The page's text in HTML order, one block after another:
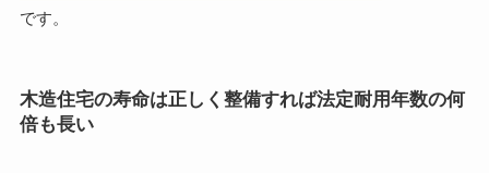
です。
木造住宅の寿命は正しく整備すれば法定耐用年数の何
倍も長い